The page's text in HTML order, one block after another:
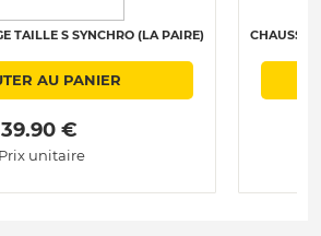
TAILLE S SYNCHRO (LA PAIRE)
AU PANIER
39.90 €
Prix unitaire